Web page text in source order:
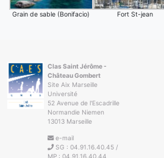
Grain de sable (Bonifacio) Fort St-jean
Clas Saint Jérôme -
Château Gombert
Site Aix Marseille
Université
52 Avenue de l'Escadrille
Normandie Niemen
13013 Marseille
e-mail
SG : 04.91.16.40.45 /
MP : 04.91.16.40.44